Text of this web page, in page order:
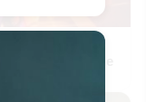
¡Cómo los de